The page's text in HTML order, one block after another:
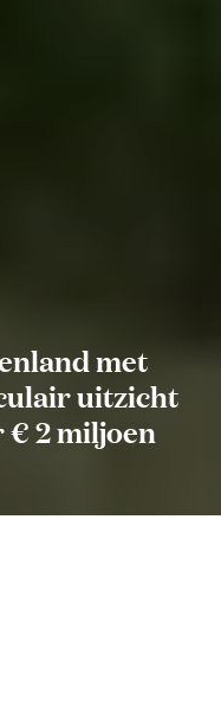
met
uitzicht
€ 2 miljoen